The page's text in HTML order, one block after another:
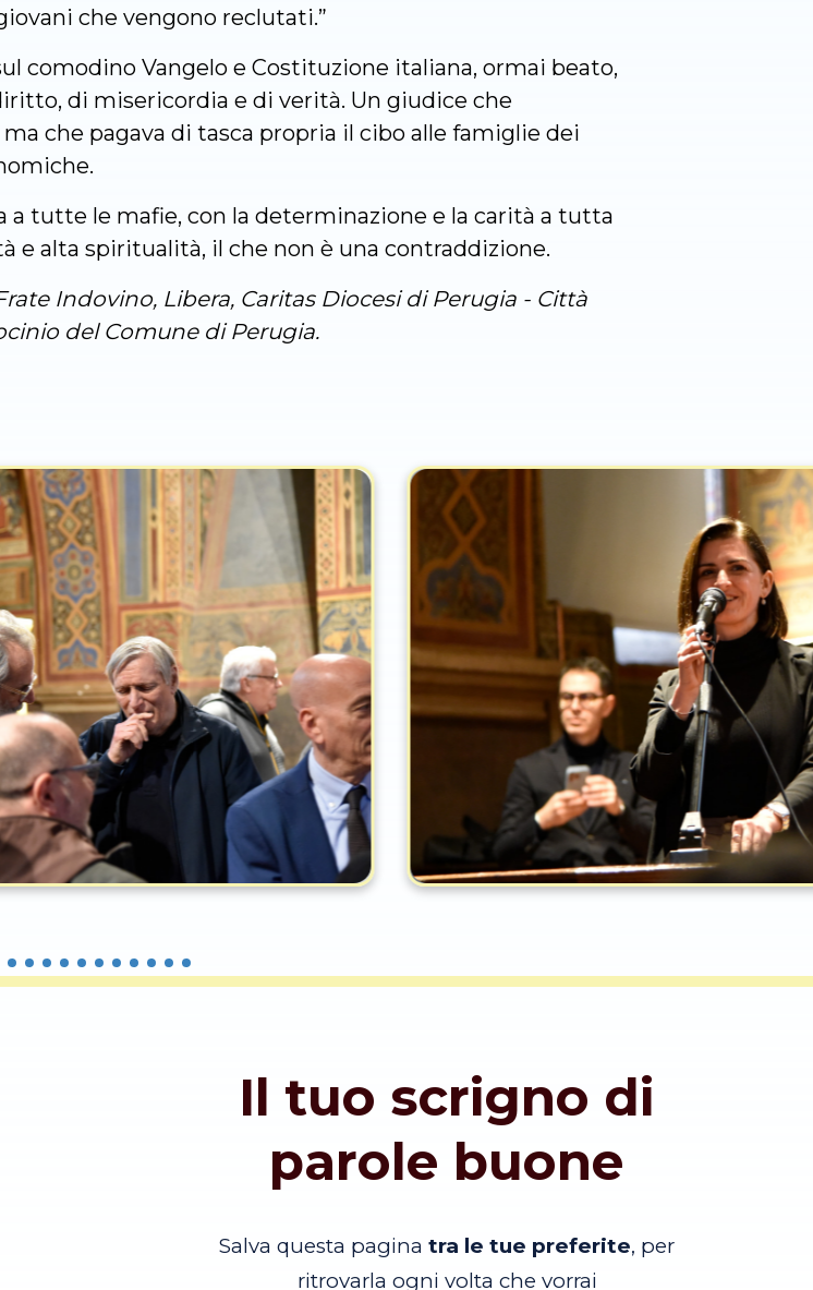
che vengono reclutati.”
comodino Vangelo e Costituzione italiana, ormai beato,
di misericordia e di verità. Un giudice che
che pagava di tasca propria il cibo alle famiglie dei
tutte le mafie, con la determinazione e la carità a tutta
e alta spiritualità, il che non è una contraddizione.
Indovino, Libera, Caritas Diocesi di Perugia - Città
del Comune di Perugia.
Il tuo scrigno di
parole buone
Salva questa pagina tra le tue preferite, per
ritrovarla ogni volta che vorrai